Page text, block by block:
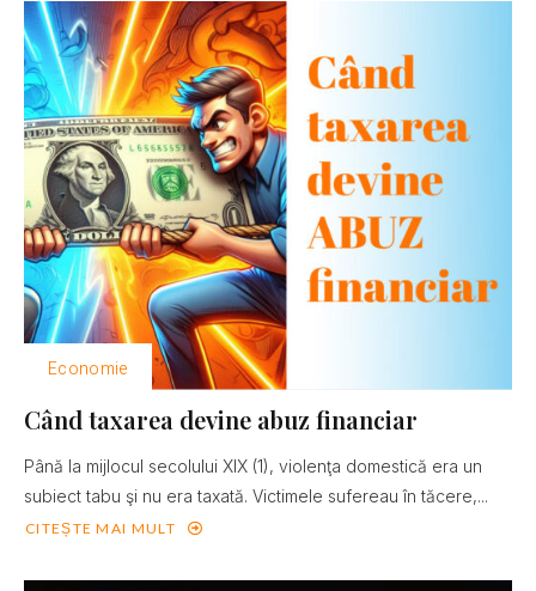
Economie
Când taxarea devine abuz financiar
Până la mijlocul secolului XIX (1), violenţa domestică era un
subiect tabu şi nu era taxată. Victimele sufereau în tăcere,...
CITEȘTE MAI MULT